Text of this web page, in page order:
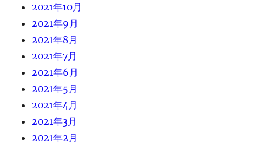
2021年10月
2021年9月
2021年8月
2021年7月
2021年6月
2021年5月
2021年4月
2021年3月
2021年2月